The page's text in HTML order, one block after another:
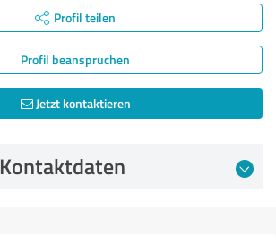
Profil teilen
Profil beanspruchen
Jetzt kontaktieren
Kontaktdaten